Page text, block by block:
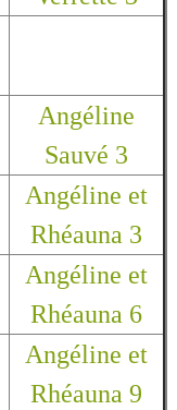
Angéline
Sauvé 3
Angéline et
Rhéauna 3
Angéline et
Rhéauna 6
Angéline et
Rhéauna 9